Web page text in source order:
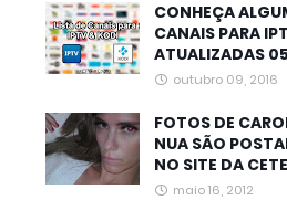
CONHEÇA
CANAIS PARA
ATUALIZADAS
outubro 09, 2016
FOTOS DE
NUA SÃO
NO SITE DA
maio 16, 2012